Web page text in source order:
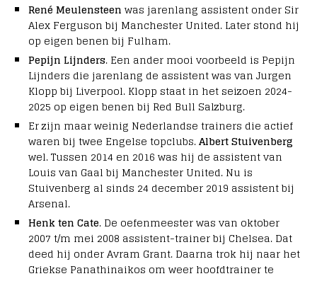
René Meulensteen was jarenlang assistent onder Sir
Alex Ferguson bij Manchester United. Later stond hij
op eigen benen bij Fulham.
Pepijn Lijnders. Een ander mooi voorbeeld is Pepijn
Lijnders die jarenlang de assistent was van Jurgen
Klopp bij Liverpool. Klopp staat in het seizoen 2024-
2025 op eigen benen bij Red Bull Salzburg.
Er zijn maar weinig Nederlandse trainers die actief
waren bij twee Engelse topclubs.Albert Stuivenberg
wel. Tussen 2014 en 2016 was hij de assistent van
Louis van Gaal bij Manchester United. Nu is
Stuivenberg al sinds 24 december 2019 assistent bij
Arsenal.
Henk ten Cate. De oefenmeester was van oktober
2007 t/m mei 2008 assistent-trainer bij Chelsea. Dat
deed hij onder Avram Grant. Daarna trok hij naar het
Griekse Panathinaikos om weer hoofdtrainer te